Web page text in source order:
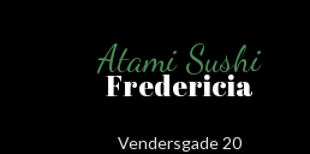
Atami Sushi
Fredericia
Vendersgade 20